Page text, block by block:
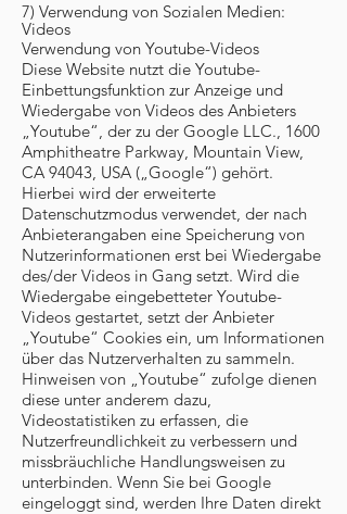
7) Verwendung von Sozialen Medien:
Videos
Verwendung von Youtube-Videos
Diese Website nutzt die Youtube-
Einbettungsfunktion zur Anzeige und
Wiedergabe von Videos des Anbieters
„Youtube“, der zu der Google LLC., 1600
Amphitheatre Parkway, Mountain View,
CA 94043, USA („Google“) gehört.
Hierbei wird der erweiterte
Datenschutzmodus verwendet, der nach
Anbieterangaben eine Speicherung von
Nutzerinformationen erst bei Wiedergabe
des/der Videos in Gang setzt. Wird die
Wiedergabe eingebetteter Youtube-
Videos gestartet, setzt der Anbieter
„Youtube“ Cookies ein, um Informationen
über das Nutzerverhalten zu sammeln.
Hinweisen von „Youtube“ zufolge dienen
diese unter anderem dazu,
Videostatistiken zu erfassen, die
Nutzerfreundlichkeit zu verbessern und
missbräuchliche Handlungsweisen zu
unterbinden. Wenn Sie bei Google
eingeloggt sind, werden Ihre Daten direkt